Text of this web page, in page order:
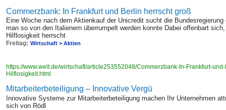
Commerzbank: In Frankfurt und Berlin herrscht groß
Eine Woche nach dem Aktienkauf der Unicredit sucht die
man so von den Italienern überrumpelt werden konnte Dabei offenbart
Hilflosigkeit herrscht
Freitag: Wirtschaft > Aktien
https://www.welt.de/wirtschaft/article253552048/Commerzbank-In-Frankfurt-
Hilflosigkeit.html
Mitarbeiterbeteiligung – Innovative Vergü
Innovative Systeme zur Mitarbeiterbeteiligung machen Ihr Unternehmen
sich von Rödl